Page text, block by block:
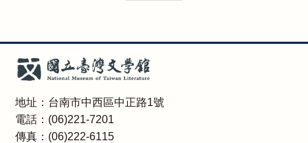
地址：台南市中西區中正路1號
電話：(06)221-7201
傳真：(06)222-6115